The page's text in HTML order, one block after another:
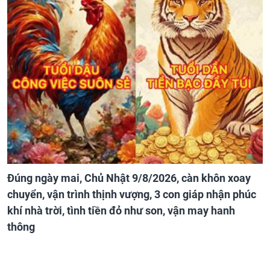
Đúng ngày mai, Chủ Nhật 9/8/2026, càn khôn xoay
chuyển, vận trình thịnh vượng, 3 con giáp nhận phúc
khí nhà trời, tình tiền đỏ như son, vận may hanh
thông